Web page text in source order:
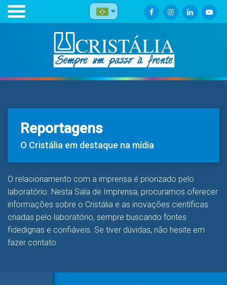
Reportagens
O Cristália em destaque na mídia
O relacionamento com a imprensa é priorizado pelo
laboratório. Nesta Sala de Imprensa, procuramos oferecer
informações sobre o Cristália e as inovações científicas
criadas pelo laboratório, sempre buscando fontes
fidedignas e confiáveis. Se tiver dúvidas, não hesite em
fazer contato.